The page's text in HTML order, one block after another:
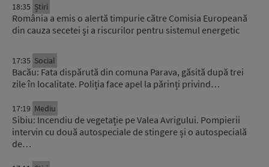
18:35 Știri
România a emis o alertă timpurie către Comisia Europeană
din cauza secetei și a riscurilor pentru sistemul energetic
17:35 Social
Bacău: Fata dispărută din comuna Parava, găsită după trei
zile în localitate. Poliția face apel la părinți privind…
17:19 Mediu
Sibiu: Incendiu de vegetație pe Valea Avrigului. Pompierii
intervin cu două autospeciale de stingere și o autospecială
de…